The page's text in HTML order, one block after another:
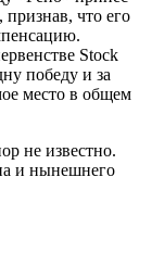
что его
Stock
победу и за
место в общем
не известно.
и нынешнего